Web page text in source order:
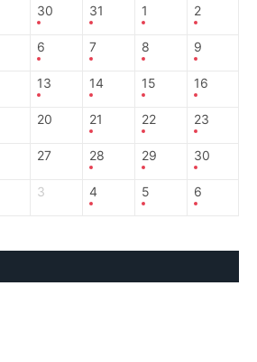
30 31 1 2
6 7 8 9
13 14 15 16
20 21 22 23
27 28 29 30
3 4 5 6